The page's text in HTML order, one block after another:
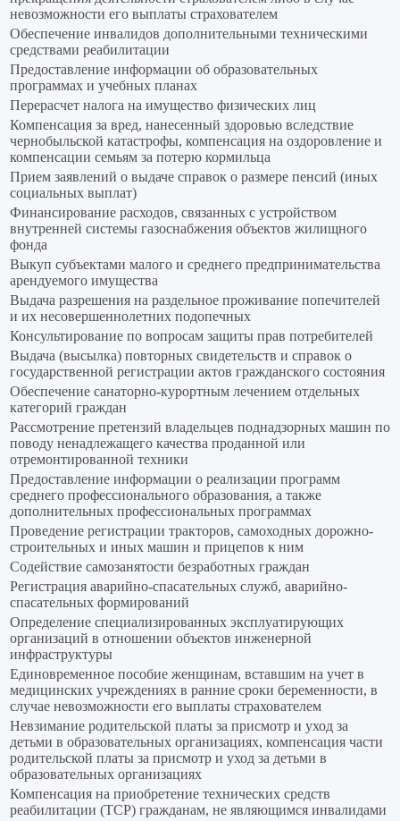
невозможности его выплаты страхователем
Обеспечение инвалидов дополнительными техническими
средствами реабилитации
Предоставление информации об образовательных
программах и учебных планах
Перерасчет налога на имущество физических лиц
Компенсация за вред, нанесенный здоровью вследствие
чернобыльской катастрофы, компенсация на оздоровление и
компенсации семьям за потерю кормильца
Прием заявлений о выдаче справок о размере пенсий (иных
социальных выплат)
Финансирование расходов, связанных с устройством
внутренней системы газоснабжения объектов жилищного
фонда
Выкуп субъектами малого и среднего предпринимательства
арендуемого имущества
Выдача разрешения на раздельное проживание попечителей
и их несовершеннолетних подопечных
Консультирование по вопросам защиты прав потребителей
Выдача (высылка) повторных свидетельств и справок о
государственной регистрации актов гражданского состояния
Обеспечение санаторно-курортным лечением отдельных
категорий граждан
Рассмотрение претензий владельцев поднадзорных машин по
поводу ненадлежащего качества проданной или
отремонтированной техники
Предоставление информации о реализации программ
среднего профессионального образования, а также
дополнительных профессиональных программах
Проведение регистрации тракторов, самоходных дорожно-
строительных и иных машин и прицепов к ним
Содействие самозанятости безработных граждан
Регистрация аварийно-спасательных служб, аварийно-
спасательных формирований
Определение специализированных эксплуатирующих
организаций в отношении объектов инженерной
инфраструктуры
Единовременное пособие женщинам, вставшим на учет в
медицинских учреждениях в ранние сроки беременности, в
случае невозможности его выплаты страхователем
Невзимание родительской платы за присмотр и уход за
детьми в образовательных организациях, компенсация части
родительской платы за присмотр и уход за детьми в
образовательных организациях
Компенсация на приобретение технических средств
реабилитации (ТСР) гражданам, не являющимся инвалидами